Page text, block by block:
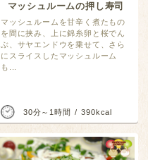
マッシュルームの押し寿司
マッシュルームを甘辛く煮たもの
を間に挟み、上に錦糸卵と桜でん
ぶ、サヤエンドウを乗せて、さら
にスライスしたマッシュルーム
も...
30分～1時間 390kcal